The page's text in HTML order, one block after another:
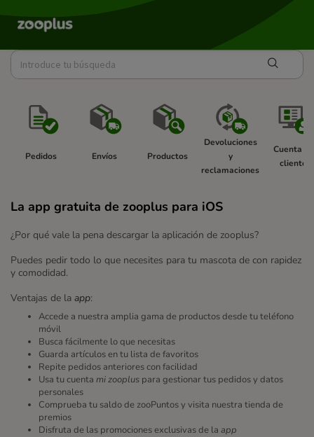
Pedidos Envíos Productos
Devoluciones
y
reclamaciones
Cuenta
cliente
La app gratuita de zooplus para iOS
¿Por qué vale la pena descargar la aplicación de zooplus?
Puedes pedir todo lo que necesites para tu mascota de con rapidez
y comodidad.
Ventajas de la app:
Accede a nuestra amplia gama de productos desde tu teléfono
móvil
Busca fácilmente lo que necesitas
Guarda artículos en tu lista de favoritos
Repite pedidos anteriores con facilidad
Usa tu cuenta mi zooplus para gestionar tus pedidos y datos
personales
Comprueba tu saldo de zooPuntos y visita nuestra tienda de
premios
Disfruta de las promociones exclusivas de la app